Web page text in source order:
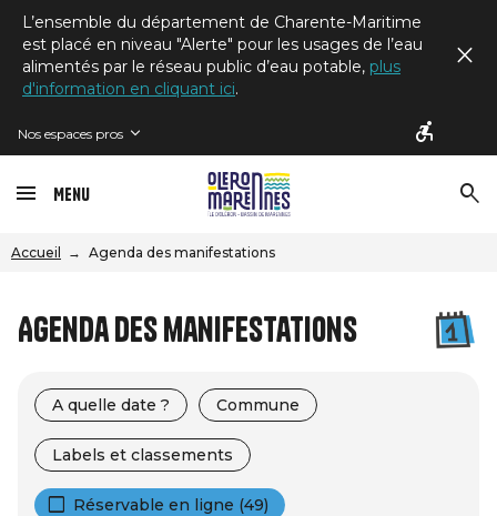
L’ensemble du département de Charente-Maritime
est placé en niveau "Alerte" pour les usages de l’eau
alimentés par le réseau public d’eau potable, plus
d'information en cliquant ici.
Nos espaces pros
Menu
Accueil Agenda des manifestations
Agenda des manifestations
A quelle date ? Commune
Labels et classements
Réservable en ligne (49)